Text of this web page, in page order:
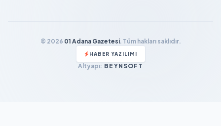
© 2026 01 Adana Gazetesi. Tüm hakları saklıdır.
HABER YAZILIMI
Altyapı: BEYNSOFT